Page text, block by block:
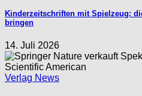
Kinderzeitschriften mit Spielzeug:
bringen
14. Juli 2026
Verlag News